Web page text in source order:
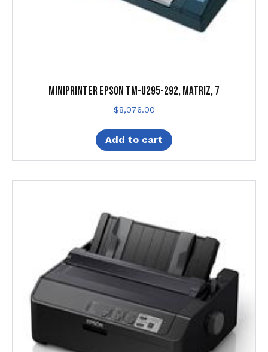
MINIPRINTER EPSON TM-U295-292, MATRIZ, 7
$8,076.00
Add to cart